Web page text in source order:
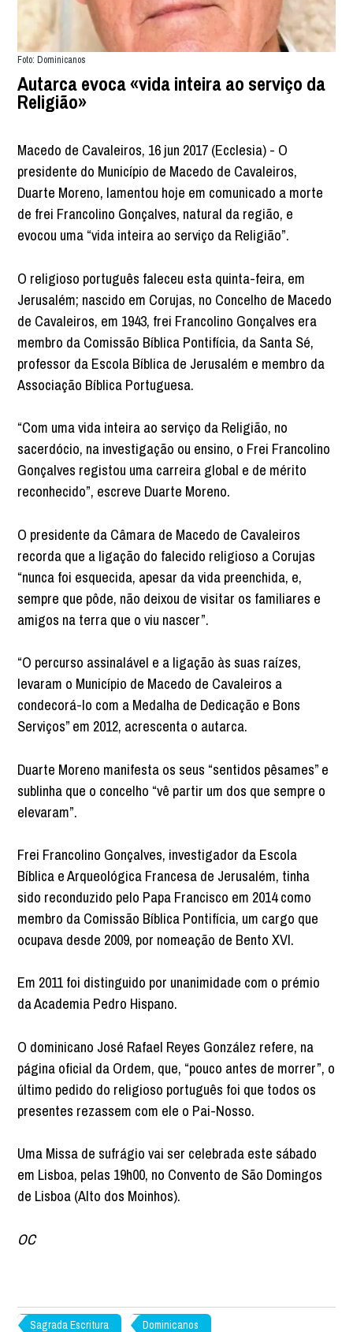
Foto: Dominicanos
Autarca evoca «vida inteira ao serviço da
Religião»
Macedo de Cavaleiros, 16 jun 2017 (Ecclesia) - O
presidente do Município de Macedo de Cavaleiros,
Duarte Moreno, lamentou hoje em comunicado a morte
de frei Francolino Gonçalves, natural da região, e
evocou uma “vida inteira ao serviço da Religião”.
O religioso português faleceu esta quinta-feira, em
Jerusalém; nascido em Corujas, no Concelho de Macedo
de Cavaleiros, em 1943, frei Francolino Gonçalves era
membro da Comissão Bíblica Pontifícia, da Santa Sé,
professor da Escola Bíblica de Jerusalém e membro da
Associação Bíblica Portuguesa.
“Com uma vida inteira ao serviço da Religião, no
sacerdócio, na investigação ou ensino, o Frei Francolino
Gonçalves registou uma carreira global e de mérito
reconhecido”, escreve Duarte Moreno.
O presidente da Câmara de Macedo de Cavaleiros
recorda que a ligação do falecido religioso a Corujas
“nunca foi esquecida, apesar da vida preenchida, e,
sempre que pôde, não deixou de visitar os familiares e
amigos na terra que o viu nascer”.
“O percurso assinalável e a ligação às suas raízes,
levaram o Município de Macedo de Cavaleiros a
condecorá-lo com a Medalha de Dedicação e Bons
Serviços” em 2012, acrescenta o autarca.
Duarte Moreno manifesta os seus “sentidos pêsames” e
sublinha que o concelho “vê partir um dos que sempre o
elevaram”.
Frei Francolino Gonçalves, investigador da Escola
Bíblica e Arqueológica Francesa de Jerusalém, tinha
sido reconduzido pelo Papa Francisco em 2014 como
membro da Comissão Bíblica Pontifícia, um cargo que
ocupava desde 2009, por nomeação de Bento XVI.
Em 2011 foi distinguido por unanimidade com o prémio
da Academia Pedro Hispano.
O dominicano José Rafael Reyes González refere, na
página oficial da Ordem, que, “pouco antes de morrer”, o
último pedido do religioso português foi que todos os
presentes rezassem com ele o Pai-Nosso.
Uma Missa de sufrágio vai ser celebrada este sábado
em Lisboa, pelas 19h00, no Convento de São Domingos
de Lisboa (Alto dos Moinhos).
OC
Sagrada Escritura Dominicanos